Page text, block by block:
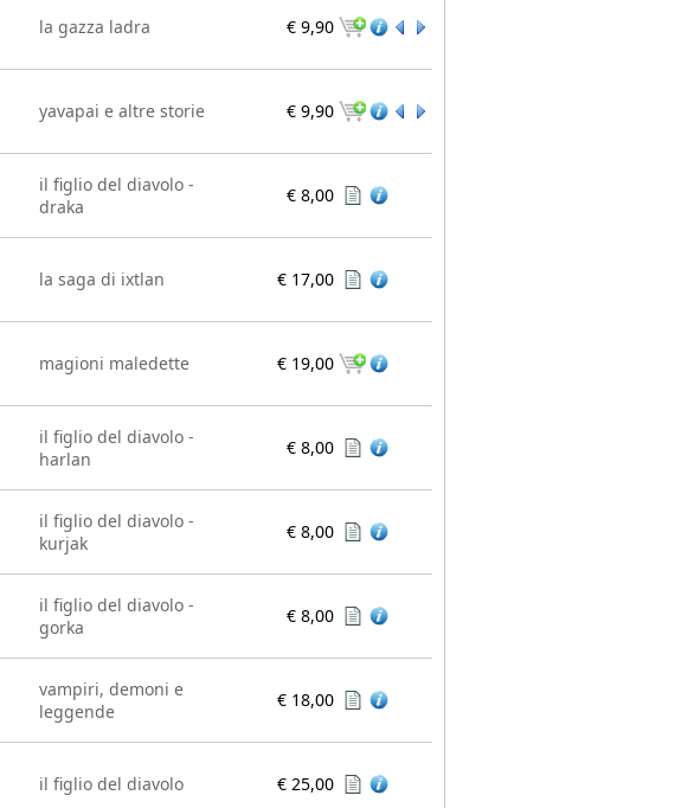
la gazza ladra € 9,90
yavapai e altre storie € 9,90
il figlio del diavolo -
draka
€ 8,00
la saga di ixtlan € 17,00
magioni maledette € 19,00
il figlio del diavolo -
harlan
€ 8,00
il figlio del diavolo -
kurjak
€ 8,00
il figlio del diavolo -
gorka
€ 8,00
vampiri, demoni e
leggende
€ 18,00
il figlio del diavolo € 25,00